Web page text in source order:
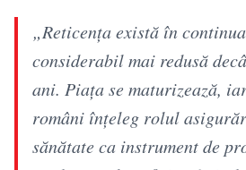
„Reticența există în
considerabil mai redusă
ani. Piața se maturizează,
români înțeleg rolul
sănătate ca instrument de